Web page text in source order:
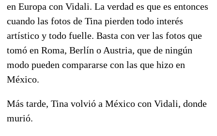
en Europa con Vidali. La verdad es que es entonces
cuando las fotos de Tina pierden todo interés
artístico y todo fuelle. Basta con ver las fotos que
tomó en Roma, Berlín o Austria, que de ningún
modo pueden compararse con las que hizo en
México.
Más tarde, Tina volvió a México con Vidali, donde
murió.